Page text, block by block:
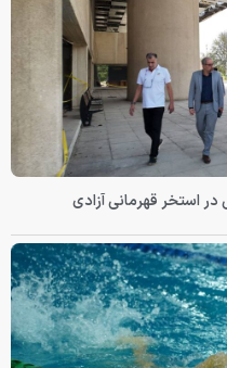
استخر قهرمانی آزادی